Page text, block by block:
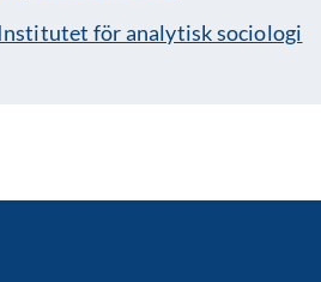
för analytisk sociologi